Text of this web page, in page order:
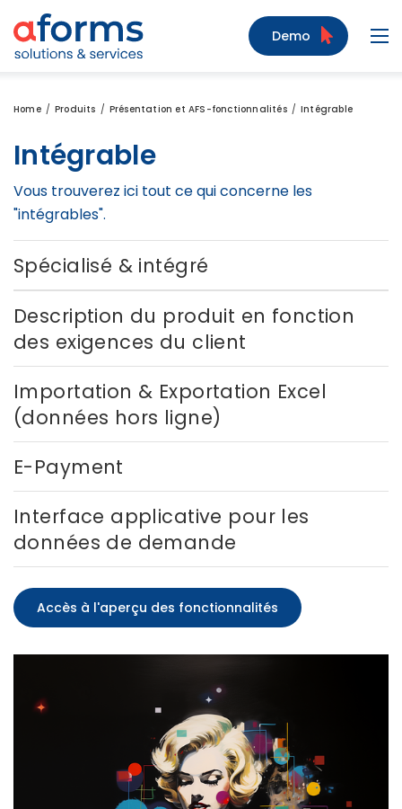
Zum Inhalt
Zum Menü
Zur Suche
Demo
Home Produits Présentation et AFS-fonctionnalités Intégrable
Intégrable
Vous trouverez ici tout ce qui concerne les
"intégrables".
Spécialisé & intégré
Description du produit en fonction
des exigences du client
Importation & Exportation Excel
(données hors ligne)
E-Payment
Interface applicative pour les
données de demande
Accès à l'aperçu des fonctionnalités